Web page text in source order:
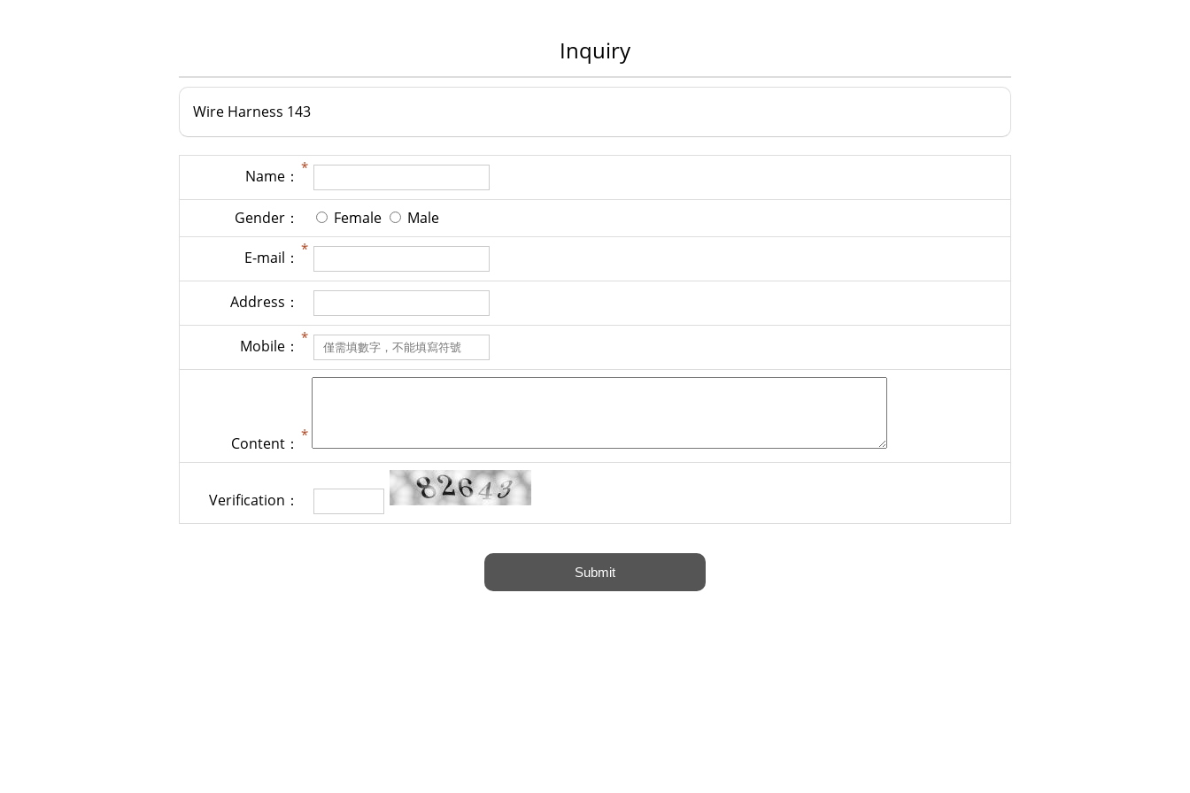
Inquiry
Wire Harness 143
Name：
Gender： Female Male
E-mail：
Address：
Mobile：
Content：
Verification：